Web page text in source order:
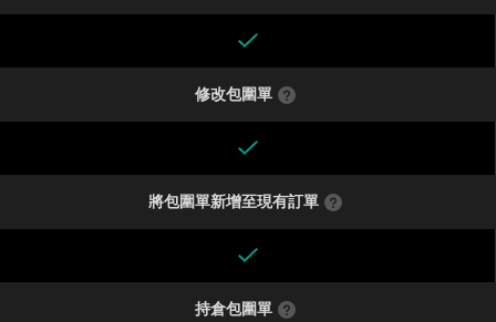
修改包圍單
將包圍單新增至現有訂單
持倉包圍單